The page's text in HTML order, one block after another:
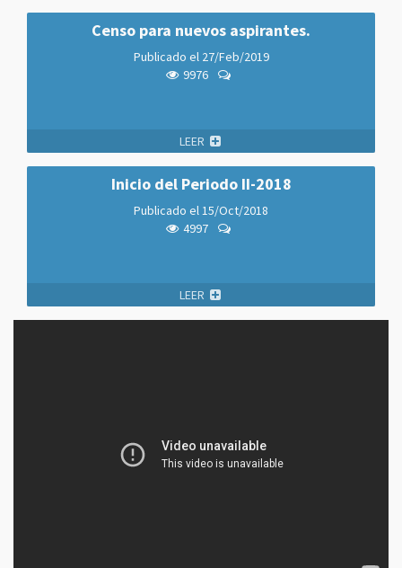
Censo para nuevos aspirantes.
Publicado el 27/Feb/2019
9976
LEER
Inicio del Periodo II-2018
Publicado el15/Oct/2018
4997
LEER